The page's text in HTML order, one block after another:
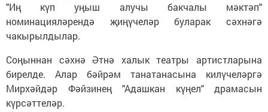
"Иң күп уңыш алучы бакчалы мәктәп"
номинацияләрендә җиңүчеләр буларак сәхнәгә
чакырылдылар.
Соңыннан сәхнә Әтнә халык театры артистларына
бирелде. Алар бәйрәм танатанасына килүчеләргә
Мирхәйдәр Фәйзинең "Адашкан күңел" драмасын
күрсәттеләр.